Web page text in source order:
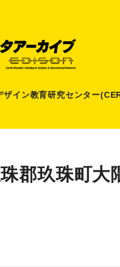
ザイン教育研究センター
郡玖珠町大